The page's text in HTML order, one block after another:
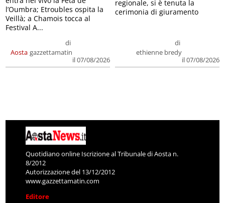
Aosta
di
gazzettamatin
il 07/08/2026
l’Oumbra; Etroubles ospita la
Veillà; a Chamois tocca al
Festival A...
di
ethienne bredy
il 07/08/2026
regionale, si è tenuta la
cerimonia di giuramento
Quotidiano online Iscrizione al Tribunale di Aosta n.
8/2012
Autorizzazione del 13/12/2012
www.gazzettamatin.com
Editore